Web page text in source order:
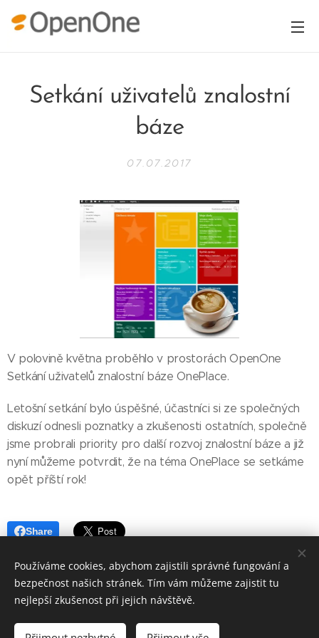
Setkání uživatelů znalostní
báze
07.07.2017
V polovině května proběhlo v prostorách OpenOne
Setkání uživatelů znalostní báze OnePlace.
Letošní setkání bylo úspěšné, účastníci si ze společných
diskuzí odnesli poznatky a zkušenosti ostatních, společně
jsme probrali priority pro další rozvoj znalostní báze a již
nyní můžeme potvrdit, že na téma OnePlace se setkáme
opět příští rok!
Share
ShareFacebook
LinkedIn
EmailTwitter
Používáme cookies, abychom zajistili správné fungování a
bezpečnost našich stránek. Tím vám můžeme zajistit tu
nejlepší zkušenost při jejich návštěvě.